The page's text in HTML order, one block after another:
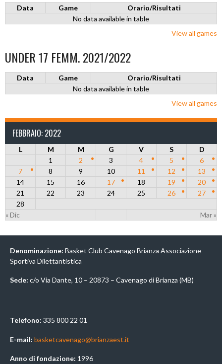
Data Game
Orario/Risultati
No data available in table
View all games
UNDER 17 FEMM. 2021/2022
Data Game
Orario/Risultati
No data available in table
View all games
FEBBRAIO: 2022
L M M G V S D
« Dic Mar »
1 2 3 4 5
6
7
8 9 10 11 12
13
14
15 16 17 18 19
20
21
22 23 24 25 26
27
28
Denominazione: Basket Club Cavenago Brianza Associazione
Sportiva Dilettantistica
Sede: c/o Via Dante, 10 – 20873 – Cavenago di Brianza (MB)
Telefono: 335 800 22 01
E-mail: basketcavenago@brianzaest.it
Anno di fondazione: 1996